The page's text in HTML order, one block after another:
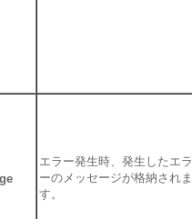
エラー発生時、発生したエラ
ーのメッセージが格納されま
す。